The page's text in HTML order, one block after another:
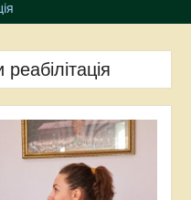
реабілітація